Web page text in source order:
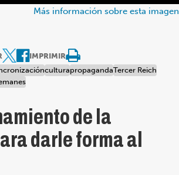
Más información sobre esta imagen
IMPRIMIR
culturapropagandaTercer Reich
de la
darle forma al